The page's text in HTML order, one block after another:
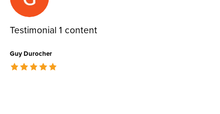
Testimonial 1 content
Guy Durocher
The rating of this product is